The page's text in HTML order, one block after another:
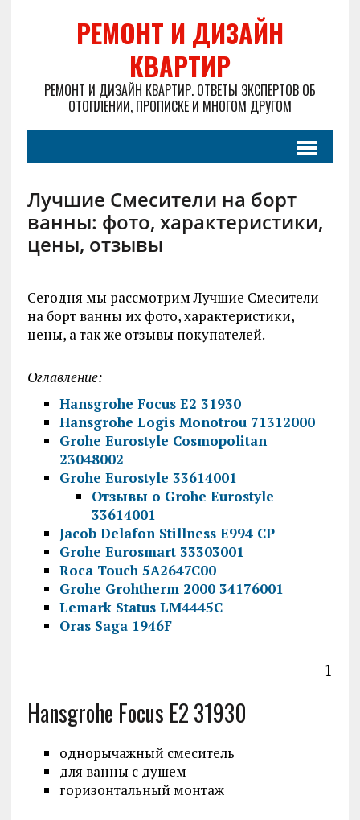
РЕМОНТ И ДИЗАЙН
КВАРТИР
РЕМОНТ И ДИЗАЙН КВАРТИР. ОТВЕТЫ ЭКСПЕРТОВ ОБ
ОТОПЛЕНИИ, ПРОПИСКЕ И МНОГОМ ДРУГОМ
Лучшие Смесители на борт
ванны: фото, характеристики,
цены, отзывы
Сегодня мы рассмотрим Лучшие Смесители
на борт ванны их фото, характеристики,
цены, а так же отзывы покупателей.
Оглавление:
Hansgrohe Focus E2 31930
Hansgrohe Logis Monotrou 71312000
Grohe Eurostyle Cosmopolitan
23048002
Grohe Eurostyle 33614001
Отзывы о Grohe Eurostyle
33614001
Jacob Delafon Stillness E994 CP
Grohe Eurosmart 33303001
Roca Touch 5A2647C00
Grohe Grohtherm 2000 34176001
Lemark Status LM4445C
Oras Saga 1946F
1
Hansgrohe Focus E2 31930
однорычажный смеситель
для ванны с душем
горизонтальный монтаж